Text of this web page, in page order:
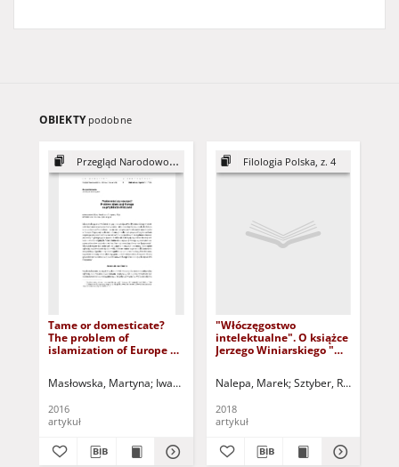
OBIEKTY podobne
Przegląd Narodowościowy, 5
Tame or domesticate?
The problem of
islamization of Europe on
Problem islamizacji
Hiszpanii
Masłowska, Martyna Iwanek, Jan - red. Tarnawski, Eduard - red.
2016
artykuł
Filologia Polska, z. 4
"Włóczęgostwo
intelektualne". O książce
Jerzego Winiarskiego "W
antropologiczne z
współczesne). Studia i
szkice" - recenzja
Nalepa, Marek Sztyber, Radosław -
2018
artykuł